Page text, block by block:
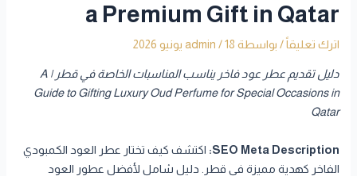
a Premium Gift in Qatar
اترك تعليقاً / بواسطة admin /18 يونيو 2026
دليل تقديم عطر عود فاخر يناسب المناسبات الخاصة في قطر | A
Guide to Gifting Luxury Oud Perfume for Special Occasions in
Qatar
SEO Meta Description: اكتشف كيف تختار عطر العود الكمبودي
الفاخر كهدية مميزة في قطر. دليل شامل لأفضل عطور العود